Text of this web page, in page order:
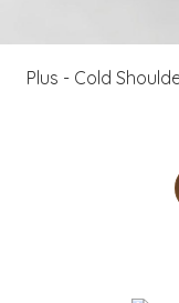
Plus - Cold